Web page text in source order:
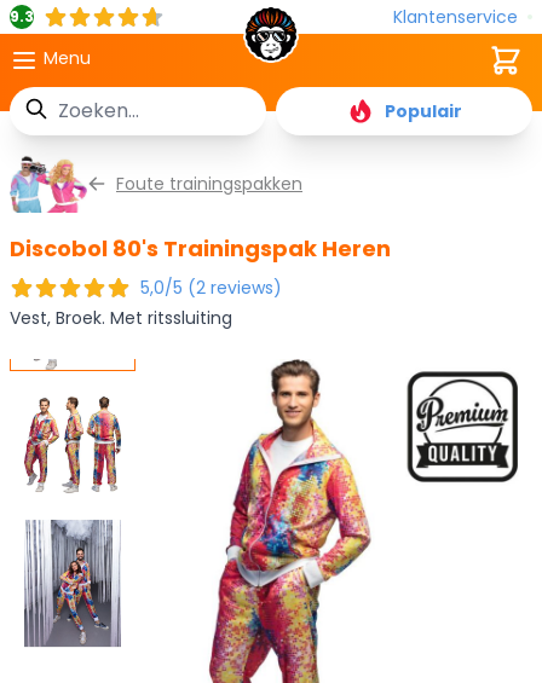
9.3
Klantenservice
Menu
Zoek
Populair
Cart
Foute trainingspakken
Discobol 80's Trainingspak Heren
5,0/5 (2 reviews)
Vest, Broek. Met ritssluiting